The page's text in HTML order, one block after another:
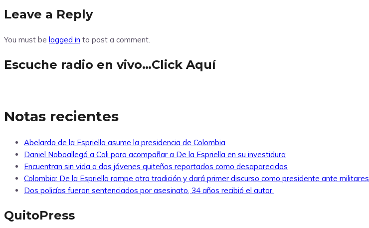
Leave a Reply
You must be logged in to post a comment.
Escuche radio en vivo…Click Aquí
Notas recientes
Abelardo de la Espriella asume la presidencia de Colombia
Daniel Noboallegó a Cali para acompañar a De la Espriella en su investidura
Encuentran sin vida a dos jóvenes quiteños reportados como desaparecidos
Colombia: De la Espriella rompe otra tradición y dará primer discurso como presidente ante militares
Dos policías fueron sentenciados por asesinato, 34 años recibió el autor.
QuitoPress